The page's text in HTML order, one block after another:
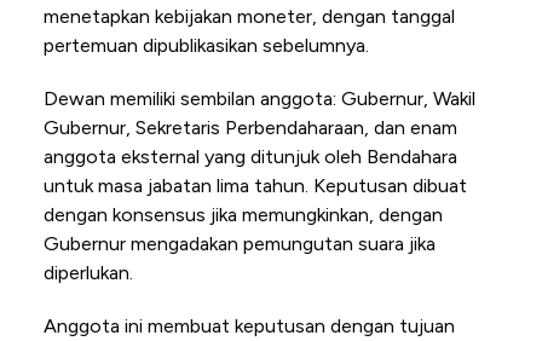
menetapkan kebijakan moneter, dengan tanggal
pertemuan dipublikasikan sebelumnya.
Dewan memiliki sembilan anggota: Gubernur, Wakil
Gubernur, Sekretaris Perbendaharaan, dan enam
anggota eksternal yang ditunjuk oleh Bendahara
untuk masa jabatan lima tahun. Keputusan dibuat
dengan konsensus jika memungkinkan, dengan
Gubernur mengadakan pemungutan suara jika
diperlukan.
Anggota ini membuat keputusan dengan tujuan